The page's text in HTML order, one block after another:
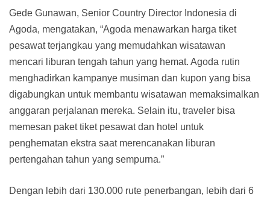
Gede Gunawan, Senior Country Director Indonesia di
Agoda, mengatakan, “Agoda menawarkan harga tiket
pesawat terjangkau yang memudahkan wisatawan
mencari liburan tengah tahun yang hemat. Agoda rutin
menghadirkan kampanye musiman dan kupon yang bisa
digabungkan untuk membantu wisatawan memaksimalkan
anggaran perjalanan mereka. Selain itu, traveler bisa
memesan paket tiket pesawat dan hotel untuk
penghematan ekstra saat merencanakan liburan
pertengahan tahun yang sempurna.”
Dengan lebih dari 130.000 rute penerbangan, lebih dari 6